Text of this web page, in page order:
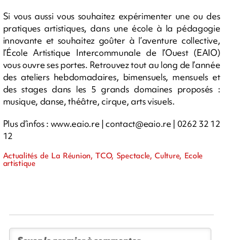
Si vous aussi vous souhaitez expérimenter une ou des
pratiques artistiques, dans une école à la pédagogie
innovante et souhaitez goûter à l’aventure collective,
l’École Artistique Intercommunale de l’Ouest (EAIO)
vous ouvre ses portes. Retrouvez tout au long de l’année
des ateliers hebdomadaires, bimensuels, mensuels et
des stages dans les 5 grands domaines proposés :
musique, danse, théâtre, cirque, arts visuels.
Plus d’infos : www.eaio.re | contact@eaio.re | 0262 32 12
12
Actualités de La Réunion, TCO, Spectacle, Culture, Ecole
artistique